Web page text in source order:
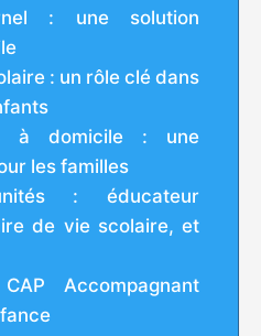
: une solution
: un rôle clé dans
à domicile : une
les familles
: éducateur
de vie scolaire, et
Accompagnant